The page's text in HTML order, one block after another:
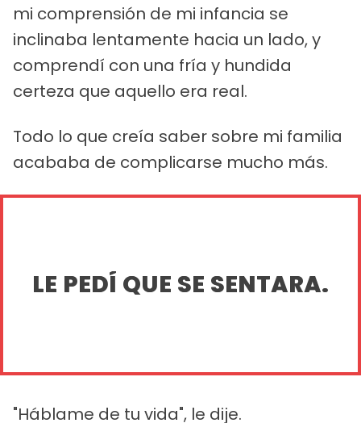
mi comprensión de mi infancia se
inclinaba lentamente hacia un lado, y
comprendí con una fría y hundida
certeza que aquello era real.
Todo lo que creía saber sobre mi familia
acababa de complicarse mucho más.
LE PEDÍ QUE SE SENTARA.
"Háblame de tu vida", le dije.